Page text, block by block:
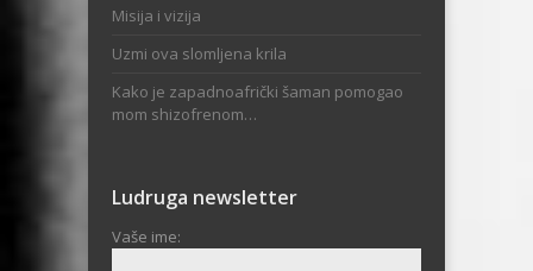
Misija i vizija
Uzmi ova slomljena krila
Kako je zapadnoafrički šaman pomogao
mom shizofrenom…
Ludruga newsletter
Vaše ime: